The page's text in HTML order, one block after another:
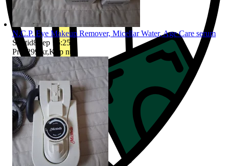
N.C.P. Eye Makeup Remover, Micellar Water, Age Care serum
Sluttid8 sep 16:25
Pris:
299 kr,Köp nu